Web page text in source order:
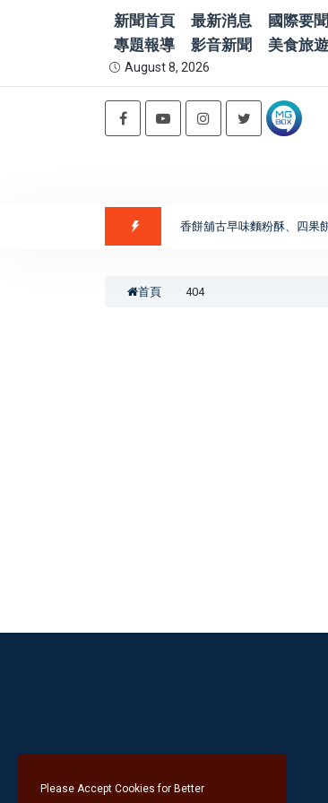
新聞首頁 最新消息 國際要聞
專題報導
影音新聞 美食旅遊
August 8, 2026
引路臺南味」走進喜樹老街 義美香餅舖古早味麵粉酥、四果餅
首頁 404
Please Accept Cookies for Better